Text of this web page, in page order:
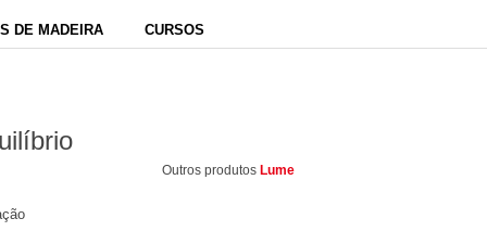
DE MADEIRA CURSOS
Outros produtos Lume